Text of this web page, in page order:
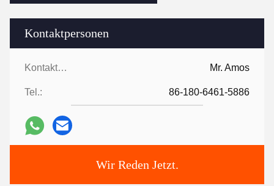
Kontaktpersonen
Kontaktpersonen: Mr. Amos
Tel.: 86-180-6461-5886
Wir Reden Jetzt.